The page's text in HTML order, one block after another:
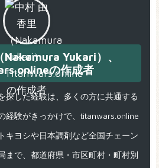
Nakamura Yukari）、
の作成者
探した経験は、多くの方に共通する
経験がきっかけで、titanwars.online
キヨシや日本調剤など全国チェーン
まで、都道府県・市区町村・町村別